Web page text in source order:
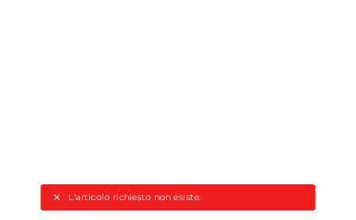
L'articolo richiesto non esiste.